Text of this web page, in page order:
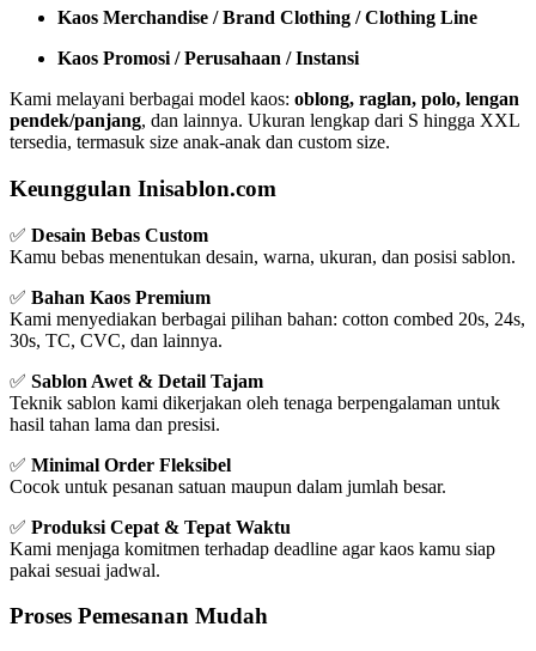
Kaos Merchandise / Brand Clothing / Clothing Line
Kaos Promosi / Perusahaan / Instansi
Kami melayani berbagai model kaos: oblong, raglan, polo, lengan
pendek/panjang, dan lainnya. Ukuran lengkap dari S hingga XXL
tersedia, termasuk size anak-anak dan custom size.
Keunggulan Inisablon.com
✅ Desain Bebas Custom
Kamu bebas menentukan desain, warna, ukuran, dan posisi sablon.
✅ Bahan Kaos Premium
Kami menyediakan berbagai pilihan bahan: cotton combed 20s, 24s,
30s, TC, CVC, dan lainnya.
✅ Sablon Awet & Detail Tajam
Teknik sablon kami dikerjakan oleh tenaga berpengalaman untuk
hasil tahan lama dan presisi.
✅ Minimal Order Fleksibel
Cocok untuk pesanan satuan maupun dalam jumlah besar.
✅ Produksi Cepat & Tepat Waktu
Kami menjaga komitmen terhadap deadline agar kaos kamu siap
pakai sesuai jadwal.
Proses Pemesanan Mudah